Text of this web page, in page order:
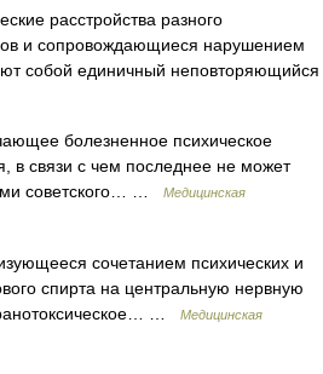
расстройства разного
и сопровождающиеся нарушением
собой единичный неповторяющийся
болезненное психическое
в связи с чем последнее не может
советского… …
Медицинская
сочетанием психических и
спирта на центральную нервную
…
Медицинская